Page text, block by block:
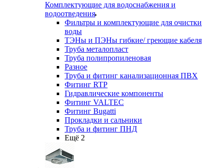
Комплектующие для водоснабжения и
водоотведения
Фильтры и комплектующие для очистки
воды
ТЭНы и ПЭНы гибкие/ греющие кабеля
Труба металопласт
Труба полипропиленовая
Разное
Труба и фитинг канализационная ПВХ
Фитинг RTP
Гидравлические компоненты
Фитинг VALTEC
Фитинг Bugatti
Прокладки и сальники
Труба и фитинг ПНД
Ещё 2